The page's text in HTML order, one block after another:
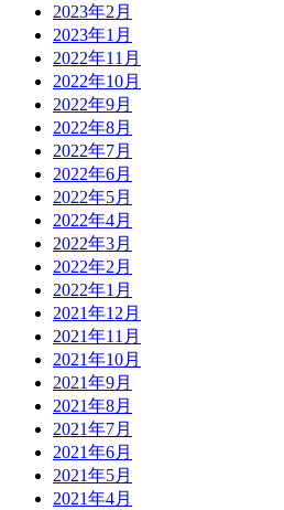
2023年2月
2023年1月
2022年11月
2022年10月
2022年9月
2022年8月
2022年7月
2022年6月
2022年5月
2022年4月
2022年3月
2022年2月
2022年1月
2021年12月
2021年11月
2021年10月
2021年9月
2021年8月
2021年7月
2021年6月
2021年5月
2021年4月